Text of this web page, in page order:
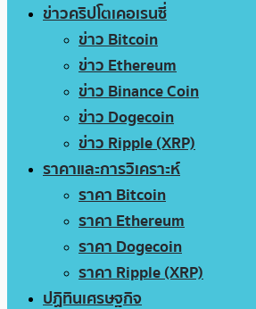
ข่าวคริปโตเคอเรนซี่
ข่าว Bitcoin
ข่าว Ethereum
ข่าว Binance Coin
ข่าว Dogecoin
ข่าว Ripple (XRP)
ราคาและการวิเคราะห์
ราคา Bitcoin
ราคา Ethereum
ราคา Dogecoin
ราคา Ripple (XRP)
ปฏิทินเศรษฐกิจ